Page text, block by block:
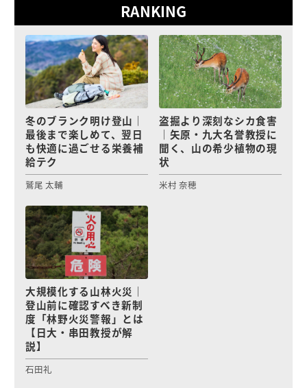
RANKING
冬のブランク明け登山｜
最後まで楽しめて、翌日
も快適に過ごせる栄養補
給テク
鷲尾 太輔
盗掘より深刻なシカ食害
｜矢原・九大名誉教授に
聞く、山の希少植物の現
状
米村 奈穂
大規模化する山林火災｜
登山前に確認すべき新制
度「林野火災警報」とは
【日大・串田教授が解
説】
石田礼